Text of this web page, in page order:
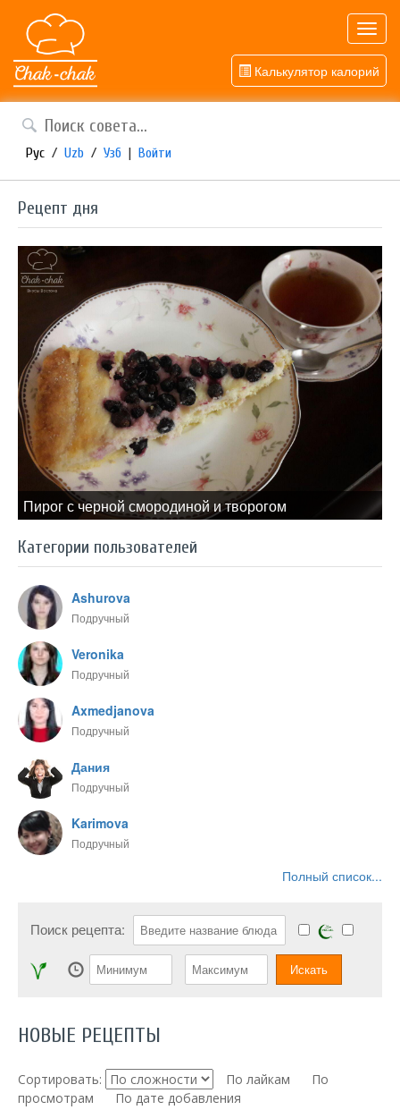
Калькулятор калорий
Рус / Uzb / Узб | Войти
Рецепт дня
Пирог с черной смородиной и творогом
Категории пользователей
Ashurova
Подручный
Veronika
Подручный
Axmedjanova
Подручный
Дания
Подручный
Karimova
Подручный
Полный список...
Поиск рецепта:
НОВЫЕ РЕЦЕПТЫ
Сортировать: По лайкам
По
просмотрам
По дате добавления